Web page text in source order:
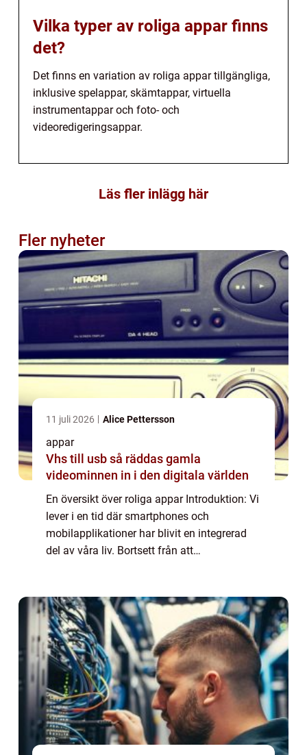
Vilka typer av roliga appar finns
det?
Det finns en variation av roliga appar tillgängliga,
inklusive spelappar, skämtappar, virtuella
instrumentappar och foto- och
videoredigeringsappar.
Läs fler inlägg här
Fler nyheter
11 juli 2026 Alice Pettersson
appar
Vhs till usb så räddas gamla
videominnen in i den digitala världen
En översikt över roliga appar Introduktion: Vi
lever i en tid där smartphones och
mobilapplikationer har blivit en integrerad
del av våra liv. Bortsett från att
finns det också en ...